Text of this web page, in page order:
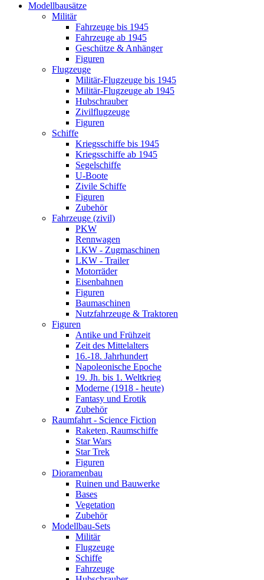
Modellbausätze
Militär
Fahrzeuge bis 1945
Fahrzeuge ab 1945
Geschütze & Anhänger
Figuren
Flugzeuge
Militär-Flugzeuge bis 1945
Militär-Flugzeuge ab 1945
Hubschrauber
Zivilflugzeuge
Figuren
Schiffe
Kriegsschiffe bis 1945
Kriegsschiffe ab 1945
Segelschiffe
U-Boote
Zivile Schiffe
Figuren
Zubehör
Fahrzeuge (zivil)
PKW
Rennwagen
LKW - Zugmaschinen
LKW - Trailer
Motorräder
Eisenbahnen
Figuren
Baumaschinen
Nutzfahrzeuge & Traktoren
Figuren
Antike und Frühzeit
Zeit des Mittelalters
16.-18. Jahrhundert
Napoleonische Epoche
19. Jh. bis 1. Weltkrieg
Moderne (1918 - heute)
Fantasy und Erotik
Zubehör
Raumfahrt - Science Fiction
Raketen, Raumschiffe
Star Wars
Star Trek
Figuren
Dioramenbau
Ruinen und Bauwerke
Bases
Vegetation
Zubehör
Modellbau-Sets
Militär
Flugzeuge
Schiffe
Fahrzeuge